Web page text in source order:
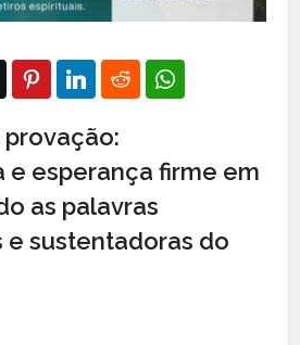
provação:
e esperança firme em
as palavras
e sustentadoras do